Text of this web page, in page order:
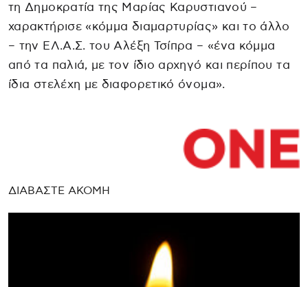
τη Δημοκρατία της Μαρίας Καρυστιανού –
χαρακτήρισε «κόμμα διαμαρτυρίας» και το άλλο
– την ΕΛ.Α.Σ. του Αλέξη Τσίπρα – «ένα κόμμα
από τα παλιά, με τον ίδιο αρχηγό και περίπου τα
ίδια στελέχη με διαφορετικό όνομα».
ΔΙΑΒΑΣΤΕ ΑΚΟΜΗ